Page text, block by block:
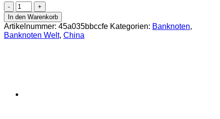
China
-
100
Yuan
2015,
Buchstaben,
In den Warenkorb
Artikelnummer: 45a035bbccfe Kategorien: Banknoten,
Banknoten Welt, China